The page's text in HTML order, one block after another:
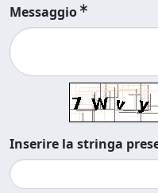
Messaggio
Inserire la stringa